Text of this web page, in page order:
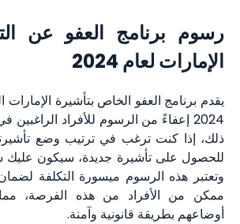
رسوم برنامج العفو عن
الإمارات لعام 2024
يقدم برنامج العفو الخاص بتأشيرة الإمارات
2024 إعفاءً من الرسوم للأفراد الراغبين
ذلك، إذا كنت ترغب في ترتيب وضع
للحصول على تأشيرة جديدة، سيكون
وتعتبر هذه الرسوم ميسورة التكلفة
ممكن من الأفراد من هذه الفرصة،
أوضاعهم بطريقة قانونية وآمنة.